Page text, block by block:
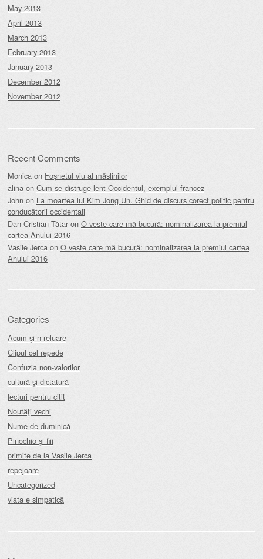
May 2013
April 2013
March 2013
February 2013
January 2013
December 2012
November 2012
Recent Comments
Monica on Foșnetul viu al măslinilor
alina on Cum se distruge lent Occidentul, exemplul francez
John on La moartea lui Kim Jong Un. Ghid de discurs corect politic pentru
conducătorii occidentali
Dan Cristian Tătar on O veste care mă bucură: nominalizarea la premiul
cartea Anului 2016
Vasile Jerca on O veste care mă bucură: nominalizarea la premiul cartea
Anului 2016
Categories
Acum și-n reluare
Clipul cel repede
Confuzia non-valorilor
cultură şi dictatură
lecturi pentru citit
Noutăţi vechi
Nume de duminică
Pinochio şi fiii
primite de la Vasile Jerca
repejoare
Uncategorized
viata e simpatică